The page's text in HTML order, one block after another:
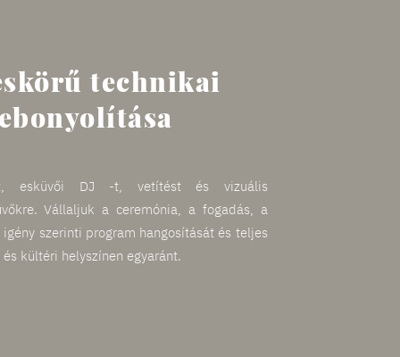
technikai
esküvői DJ -t, vetítést és vizuális
Vállaljuk a ceremónia, a fogadás, a
szerinti program hangosítását és teljes
kültéri helyszínen egyaránt.